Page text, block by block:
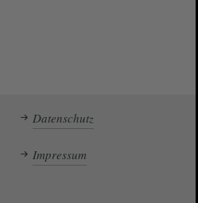
Datenschutz
Impressum